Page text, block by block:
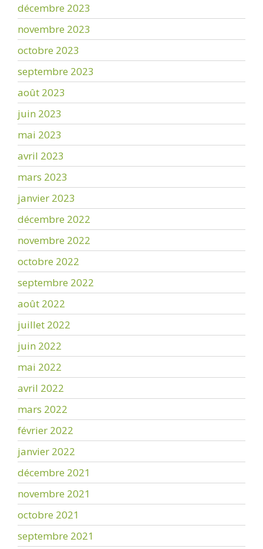
décembre 2023
novembre 2023
octobre 2023
septembre 2023
août 2023
juin 2023
mai 2023
avril 2023
mars 2023
janvier 2023
décembre 2022
novembre 2022
octobre 2022
septembre 2022
août 2022
juillet 2022
juin 2022
mai 2022
avril 2022
mars 2022
février 2022
janvier 2022
décembre 2021
novembre 2021
octobre 2021
septembre 2021